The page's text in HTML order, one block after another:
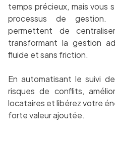
temps précieux, mais vous
processus de gestion.
permettent de
transformant la gestion
fluide et sans friction.
En automatisant le suivi
risques de conflits,
locataires et libérez votre
forte valeur ajoutée.